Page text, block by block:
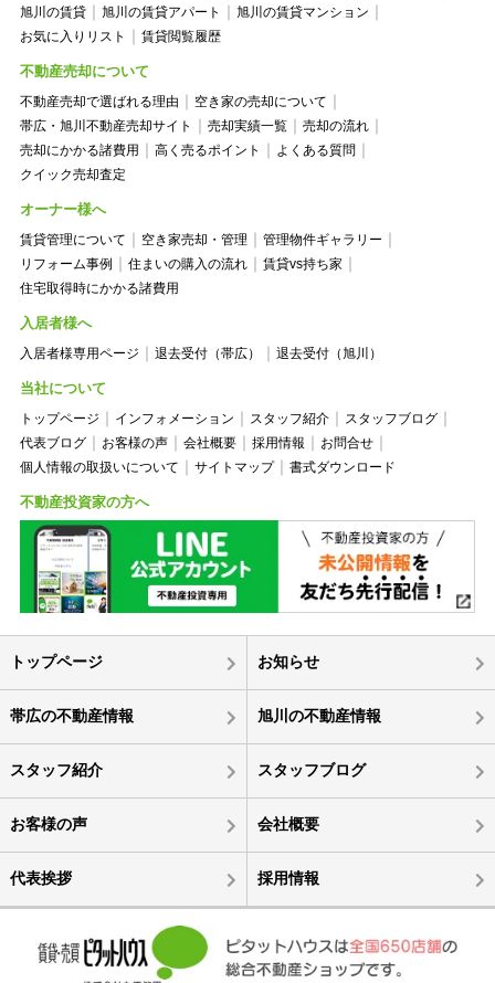
旭川の賃貸
旭川の賃貸アパート
旭川の賃貸マンション
お気に入りリスト
賃貸閲覧履歴
不動産売却について
不動産売却で選ばれる理由
空き家の売却について
帯広・旭川不動産売却サイト
売却実績一覧
売却の流れ
売却にかかる諸費用
高く売るポイント
よくある質問
クイック売却査定
オーナー様へ
賃貸管理について 空き家売却・管理
管理物件ギャラリー
リフォーム事例
住まいの購入の流れ
賃貸vs持ち家
住宅取得時にかかる諸費用
入居者様へ
入居者様専用ページ 退去受付（帯広） 退去受付（旭川）
当社について
トップページ インフォメーション スタッフ紹介
スタッフブログ
代表ブログ
お客様の声 会社概要 採用情報
お問合せ
個人情報の取扱いについて
サイトマップ 書式ダウンロード
不動産投資家の方へ
トップページ お知らせ
帯広の不動産情報 旭川の不動産情報
スタッフ紹介 スタッフブログ
お客様の声 会社概要
代表挨拶 採用情報